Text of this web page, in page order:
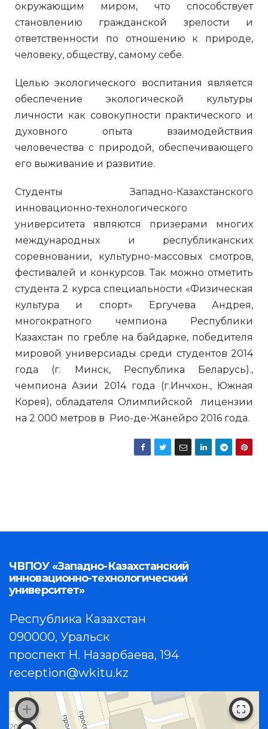
окружающим миром, что способствует
становлению гражданской зрелости и
ответственности по отношению к природе,
человеку, обществу, самому себе.
Целью экологического воспитания является
обеспечение экологической культуры
личности как совокупности практического и
духовного опыта взаимодействия
человечества с природой, обеспечивающего
его выживание и развитие.
Студенты Западно-Казахстанского
инновационно-технологического
университета являются призерами многих
международных и республиканских
соревновании, культурно-массовых смотров,
фестивалей и конкурсов. Так можно отметить
студента 2 курса специальности «Физическая
культура и спорт» Ергучева Андрея,
многократного чемпиона Республики
Казахстан по гребле на байдарке, победителя
мировой универсиады среди студентов 2014
года (г. Минск, Республика Беларусь).,
чемпиона Азии 2014 года (г.Инчхон., Южная
Корея), обладателя Олимпийской лицензии
на 2 000 метров в Рио-де-Жанейро 2016 года.
ЧВПОУ «Западно-Казахстанский
инновационно-технологический
университет»
Республика Казахстан
090000, Уральск
проспект Н. Назарбаева, 194
reception@wkitu.kz